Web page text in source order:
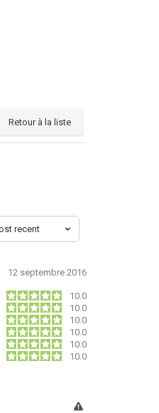
Retour à la liste
12 septembre 2016
10.0
10.0
10.0
10.0
10.0
10.0